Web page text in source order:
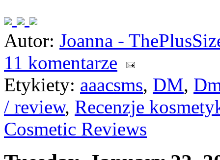
Autor: Joanna -
11 komentarze
Etykiety: aaacsms, DM,
/ review, Recenzje
Cosmetic Reviews